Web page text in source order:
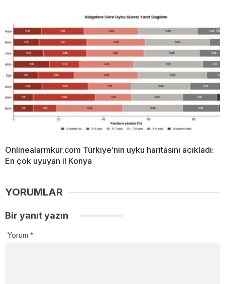
Onlinealarmkur.com Türkiye’nin uyku haritasını açıkladı:
En çok uyuyan il Konya
YORUMLAR
Bir yanıt yazın
Yorum *